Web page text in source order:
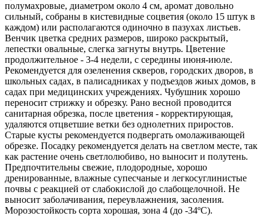
полумахровые, диаметром около 4 см, аромат довольно
сильный, собраны в кистевидные соцветия (около 15 штук в
каждом) или располагаются одиночно в пазухах листьев.
Венчик цветка средних размеров, широко раскрытый,
лепестки овальные, слегка загнуты внутрь. Цветение
продолжительное - 3-4 недели, с середины июня-июле.
Рекомендуется для озеленения скверов, городских дворов, в
школьных садах, в палисадниках у подъездов жиых домов, в
садах при медицинских учреждениях. Чубушник хорошо
переносит стрижку и обрезку. Рано весной проводится
санитарная обрезка, после цветения - корректирующая,
удаляются отцветшие ветки без однолетних приростов.
Старые кусты рекомендуется подвергать омолаживающей
обрезке. Посадку рекомендуется делать на светлом месте, так
как растение очень светлолюбиво, но выносит и полутень.
Предпочтительны свежие, плодородные, хорошо
дренированные, влажные супесчаные и легкосуглинистые
почвы с реакцией от слабокислой до слабощелочной. Не
выносит заболачивания, переувлажнения, засоления.
Морозостойкость сорта хорошая, зона 4 (до -34ºС).